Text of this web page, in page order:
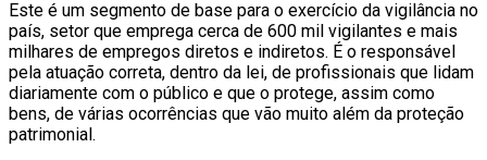
Este é um segmento de base para o exercício da vigilância no
país, setor que emprega cerca de 600 mil vigilantes e mais
milhares de empregos diretos e indiretos. É o responsável
pela atuação correta, dentro da lei, de profissionais que lidam
diariamente com o público e que o protege, assim como
bens, de várias ocorrências que vão muito além da proteção
patrimonial.